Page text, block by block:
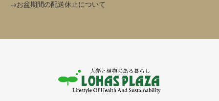
→お盆期間の配送休止について